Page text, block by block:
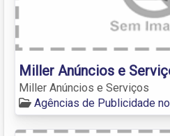
Miller Anúncios e
Miller Anúncios e Serviços
Agências de Publicidade